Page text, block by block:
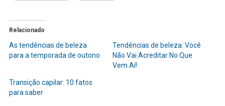
Relacionado
As tendências de beleza
para a temporada de outono
Tendências de beleza: Você
Não Vai Acreditar No Que
Vem Aí!
Transição capilar: 10 fatos
para saber